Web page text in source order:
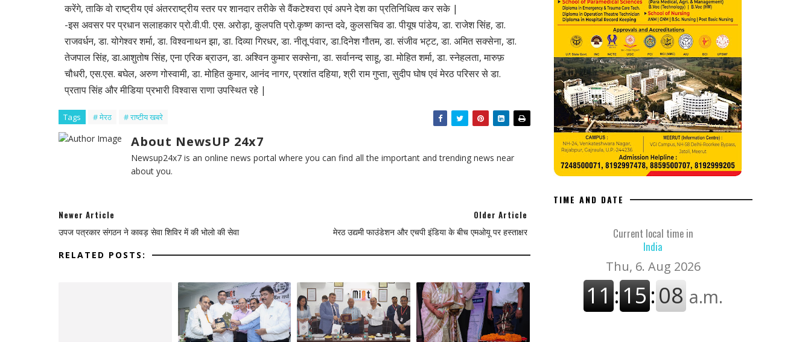
करेंगे, ताकि वो राष्ट्रीय एवं अंतरराष्ट्रीय स्तर पर शानदार तरीके से वैंकटेश्वरा एवं अपने देश का प्रतिनिधित्व कर सके |
-इस अवसर पर प्रधान सलाहकार प्रो.वी.पी. एस. अरोड़ा, कुलपति प्रो.कृष्ण कान्त दवे, कुलसचिव डा. पीयूष पांडेय, डा. राजेश सिंह, डा.
राजवर्धन, डा. योगेश्वर शर्मा, डा. विश्वनाथन झा, डा. दिव्या गिरधर, डा. नीतू पंवार, डा.दिनेश गौतम, डा. संजीव भट्ट, डा. अमित सक्सेना, डा.
तेजपाल सिंह, डा.आशुतोष सिंह, एना एरिक ब्राउन, डा. अश्विन कुमार सक्सेना, डा. सर्वानन्द साहू, डा. मोहित शर्मा, डा. स्नेहलता, मारुफ़
चौधरी, एस.एस. बघेल, अरुण गोस्वामी, डा. मोहित कुमार, आनंद नागर, प्रशांत दहिया, श्री राम गुप्ता, सुदीप घोष एवं मेरठ परिसर से डा.
प्रताप सिंह और मीडिया प्रभारी विश्वास राणा उपस्थित रहे |
Tags # मेरठ # राष्टीय खबरे
About NewsUP 24x7
Newsup24x7 is an online news portal where you can find all the important and trending news near
about you.
Newer Article
उपज पत्रकार संगठन ने कावड़ सेवा शिविर में की भोलो की सेवा
Older Article
मेरठ उद्यमी फाउंडेशन और एचपी इंडिया के बीच एमओयू पर हस्ताक्षर
RELATED POSTS:
TIME AND DATE
Current local time in
India